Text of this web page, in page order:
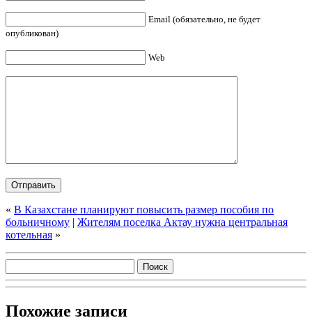
Email (обязательно, не будет
опубликован)
Web
« В Казахстане планируют повысить размер пособия по
больничному | Жителям поселка Актау нужна центральная
котельная »
Похожие записи